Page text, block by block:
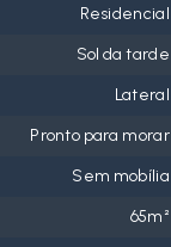
Residencial
Sol da tarde
Lateral
Pronto para morar
Sem mobília
65m²